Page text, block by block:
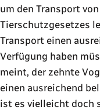
um den Transport
Tierschutzgesetzes
Transport einen
Verfügung haben
meint, der zehnte
einen ausreichend
ist es vielleicht doch